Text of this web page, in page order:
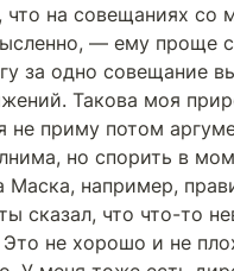
что на совещаниях со
— ему проще
за одно совещание
Такова моя
не приму потом
но спорить в
Маска, например,
сказал, что что-то
не хорошо и не